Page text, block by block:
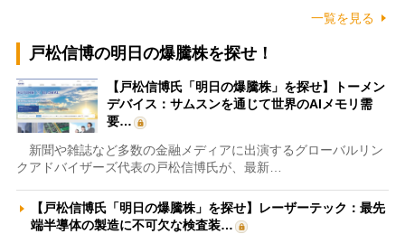
一覧を見る
戸松信博の明日の爆騰株を探せ！
【戸松信博氏「明日の爆騰株」を探せ】トーメン
デバイス：サムスンを通じて世界のAIメモリ需
要…
新聞や雑誌など多数の金融メディアに出演するグローバルリン
クアドバイザーズ代表の戸松信博氏が、最新…
【戸松信博氏「明日の爆騰株」を探せ】レーザーテック：最先
端半導体の製造に不可欠な検査装…